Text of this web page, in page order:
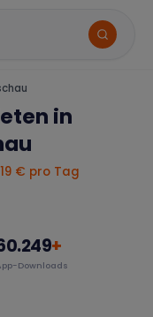
in
€ pro Tag
+
Downloads